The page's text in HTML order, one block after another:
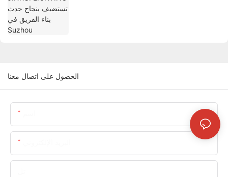
الحصول على اتصال معنا